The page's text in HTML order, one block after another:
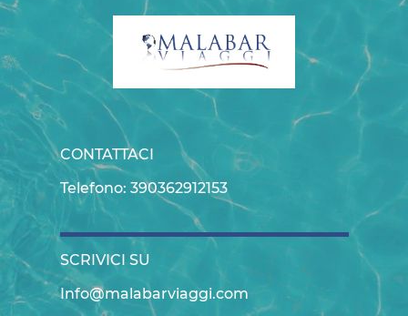
CONTATTACI
Telefono: 390362912153
SCRIVICI SU
Info@malabarviaggi.com